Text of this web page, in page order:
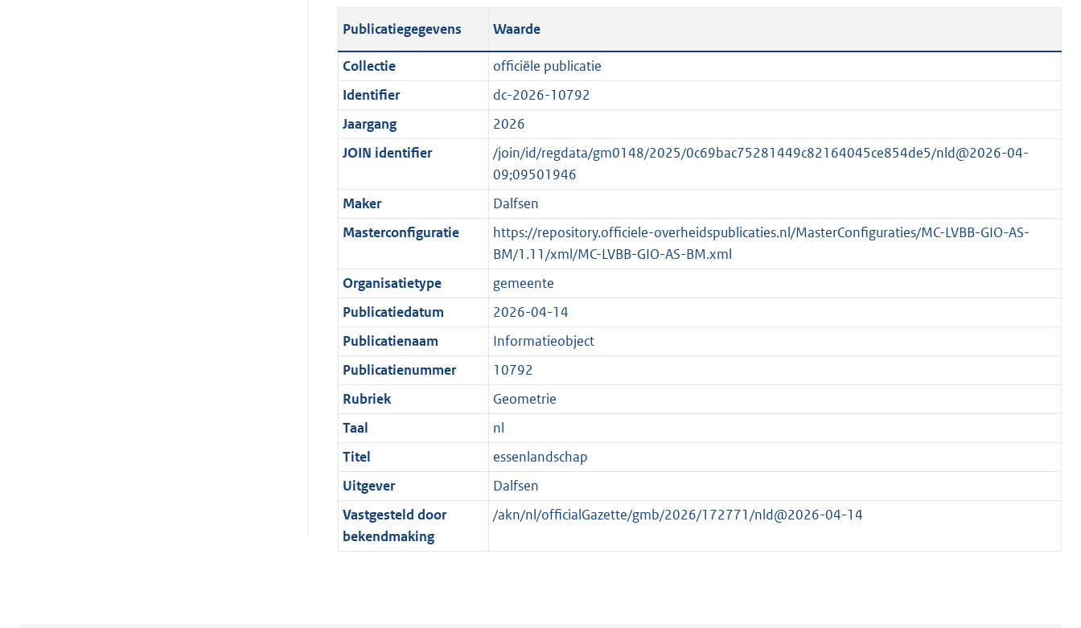
l
i
c
a
t
i
i
n
f
r
m
a
a
t
o
t
t
e
:
4
K
b
l
i
c
a
t
e
i
n
o
r
m
a
a
t
o
o
t
t
e
:
n
e
e
n
d
s
t
a
n
d
s
g
r
o
o
t
t
e
:
1
K
b
Publicatiegegevens Waarde
Collectie
officiële publicatie
Identifier
dc-2026-10792
Jaargang
2026
JOIN identifier
/join/id/regdata/gm0148/2025/0c69bac75281449c82164045ce854de5/nld@2026-04-
09;09501946
Maker
Dalfsen
Masterconfiguratie
https://repository.officiele-overheidspublicaties.nl/MasterConfiguraties/MC-LVBB-GIO-AS-
BM/1.11/xml/MC-LVBB-GIO-AS-BM.xml
Organisatietype
gemeente
Publicatiedatum
2026-04-14
Publicatienaam
Informatieobject
Publicatienummer
10792
Rubriek
Geometrie
Taal
nl
Titel
essenlandschap
Uitgever
Dalfsen
Vastgesteld door
bekendmaking
/akn/nl/officialGazette/gmb/2026/172771/nld@2026-04-14